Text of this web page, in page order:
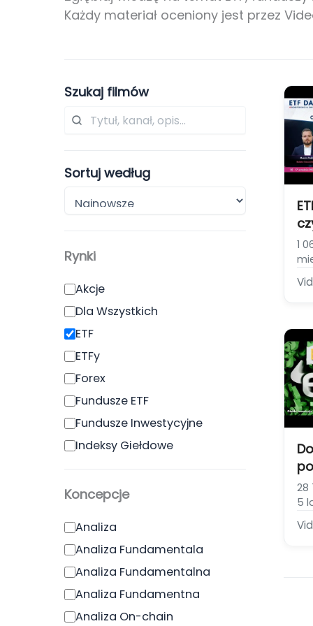
Każdy materiał oceniony jest przez
Szukaj filmów
Sortuj według
Rynki
Akcje
Dla Wszystkich
ETF
ETFy
Forex
Fundusze ETF
Fundusze Inwestycyjne
Indeksy Giełdowe
Nieruchomości
Obligacje i Kontrakty
Terminowe
Obligacje skarbowe
Obligacje USA
Opcje i Kontrakty Terminowe
Koncepcje
Analiza
Analiza Fundamentala
Analiza Fundamentalna
Analiza Fundamentna
Analiza On-chain
z
1
28
5